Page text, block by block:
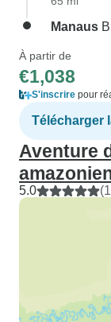
Manaus
À partir de
€1,038
S'inscrire pour
Télécharger
Aventure
5.0